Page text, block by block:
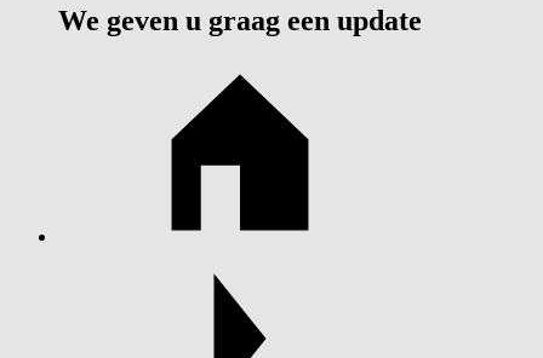
We geven u graag een update